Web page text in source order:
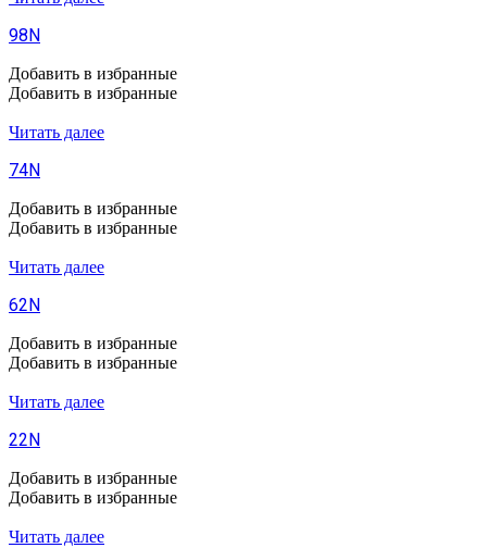
98N
Добавить в избранные
Добавить в избранные
Читать далее
74N
Добавить в избранные
Добавить в избранные
Читать далее
62N
Добавить в избранные
Добавить в избранные
Читать далее
22N
Добавить в избранные
Добавить в избранные
Читать далее